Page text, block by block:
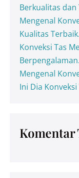
Berkualitas dan
Mengenal
Kualitas Terbaik.
Konveksi Tas
Berpengalaman.
Mengenal
Ini Dia
Komentar